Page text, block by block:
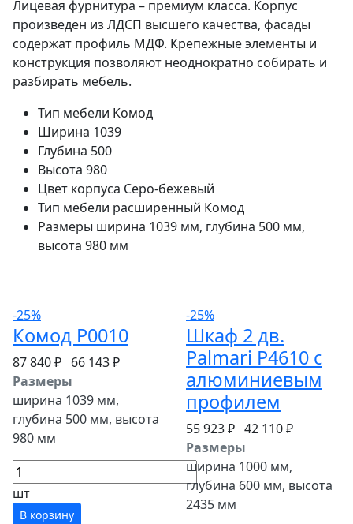
Лицевая фурнитура – премиум класса. Корпус
произведен из ЛДСП высшего качества, фасады
содержат профиль МДФ. Крепежные элементы и
конструкция позволяют неоднократно собирать и
разбирать мебель.
Тип мебели Комод
Ширина 1039
Глубина 500
Высота 980
Цвет корпуса Серо-бежевый
Тип мебели расширенный Комод
Размеры ширина 1039 мм, глубина 500 мм,
высота 980 мм
-25%
Комод P0010
87 840 ₽ 66 143 ₽
Размеры
ширина 1039 мм,
глубина 500 мм, высота
980 мм
шт
В корзину
-25%
Шкаф 2 дв.
Palmari P4610 с
алюминиевым
профилем
55 923 ₽ 42 110 ₽
Размеры
ширина 1000 мм,
глубина 600 мм, высота
2435 мм